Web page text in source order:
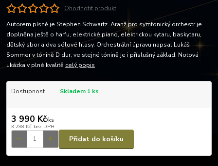
Ohodnotit produkt
Autorem písně je Stephen Schwartz. Aranž pro symfonický orchestr je
doplněna ještě o harfu, elektrické piano, elektrickou kytaru, baskytaru,
dětský sbor a dva sólové hlasy. Orchestrální úpravu napsal Lukáš
Sommer v tónině D dur, ve stejné tónině je i příslušný základ. Notová
ukázka v plné kvalitě celý popis
Dostupnost Skladem 1 ks
3 990 Kč/ks
3 298 Kč bez DPH
Přidat do košíku